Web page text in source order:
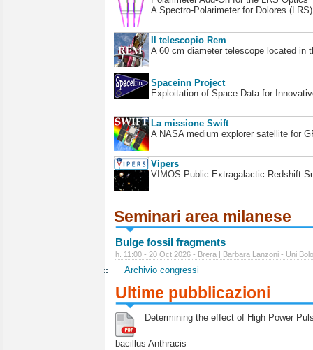
A Spectro-Polarimeter for Dolores
Il telescopio Rem
A 60 cm diameter telescope located in
Spaceinn Project
Exploitation of Space Data for
La missione Swift
A NASA medium explorer satellite for
Vipers
VIMOS Public Extragalactic Redshift
Seminari area milanese
Bulge fossil fragments
h. 11:00 - 20 Oct 2026 - Brera | Barbara Lanzoni - Uni
Archivio congressi
Ultime pubblicazioni
Determining the effect of High Power
bacillus Anthracis